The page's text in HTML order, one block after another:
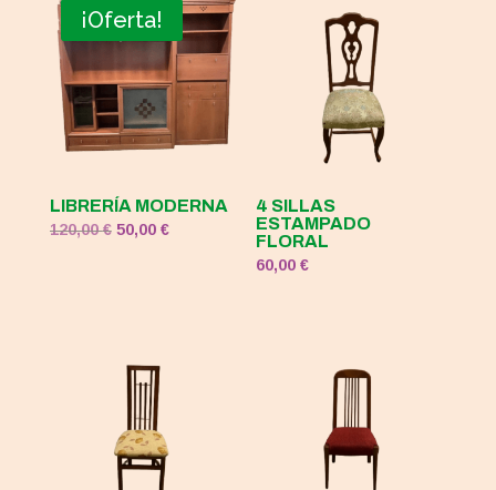
era:
120,00 €.
es:
50,00 €.
¡Oferta!
LIBRERÍA MODERNA
120,00€ El
50,00 €El
4 SILLAS
ESTAMPADO
FLORAL
60,00€